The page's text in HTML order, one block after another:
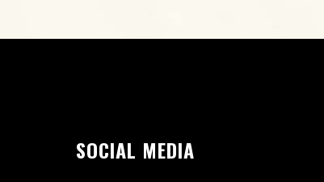
SOCIAL MEDIA